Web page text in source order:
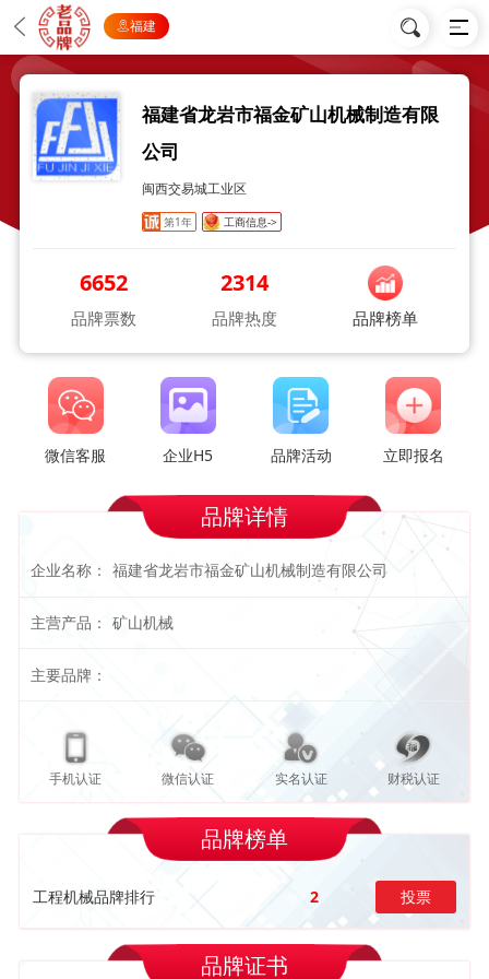
福建
福建省龙岩市福金矿山机械制造有限
公司
闽西交易城工业区
第1年 工商信息->
6652
品牌票数
2314
品牌热度 品牌榜单
微信客服 企业H5 品牌活动 立即报名
品牌详情
企业名称： 福建省龙岩市福金矿山机械制造有限公司
主营产品： 矿山机械
主要品牌：
手机认证 微信认证 实名认证 财税认证
品牌榜单
工程机械品牌排行 2 投票
品牌证书